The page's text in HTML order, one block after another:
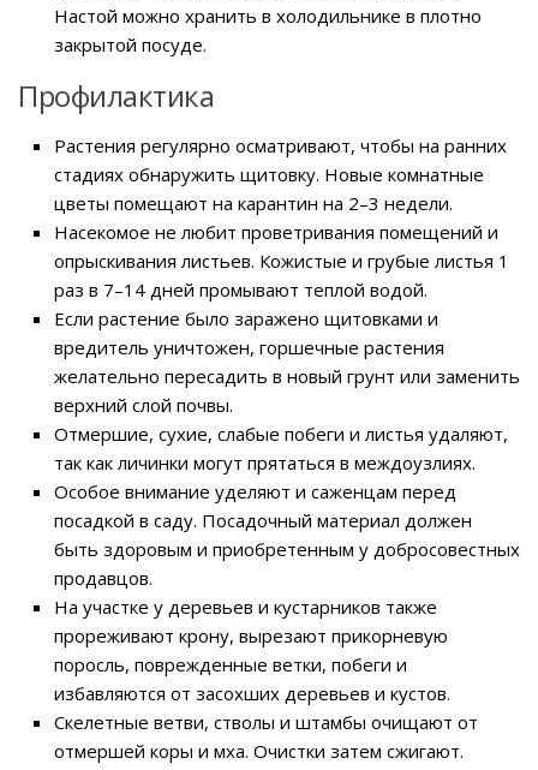
Настой можно хранить в холодильнике в плотно
закрытой посуде.
Профилактика
Растения регулярно осматривают, чтобы на ранних
стадиях обнаружить щитовку. Новые комнатные
цветы помещают на карантин на 2–3 недели.
Насекомое не любит проветривания помещений и
опрыскивания листьев. Кожистые и грубые листья 1
раз в 7–14 дней промывают теплой водой.
Если растение было заражено щитовками и
вредитель уничтожен, горшечные растения
желательно пересадить в новый грунт или заменить
верхний слой почвы.
Отмершие, сухие, слабые побеги и листья удаляют,
так как личинки могут прятаться в междоузлиях.
Особое внимание уделяют и саженцам перед
посадкой в саду. Посадочный материал должен
быть здоровым и приобретенным у добросовестных
продавцов.
На участке у деревьев и кустарников также
прореживают крону, вырезают прикорневую
поросль, поврежденные ветки, побеги и
избавляются от засохших деревьев и кустов.
Скелетные ветви, стволы и штамбы очищают от
отмершей коры и мха. Очистки затем сжигают.